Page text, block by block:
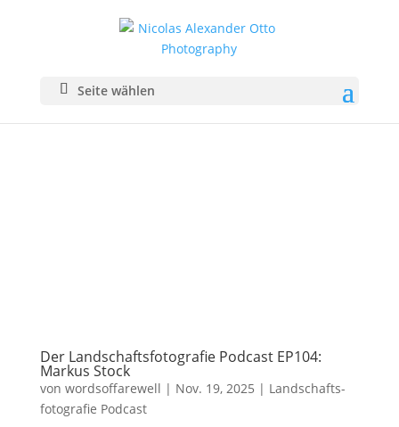
Seite wählen
Der Landschaftsfotografie Podcast EP104:
Markus Stock
von wordsoffarewell | Nov. 19, 2025 | Landschafts­
fotografie Podcast